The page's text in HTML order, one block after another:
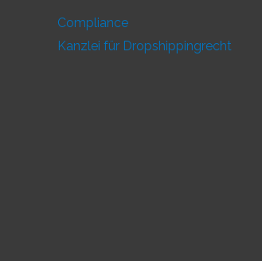
Compliance
Kanzlei für Dropshippingrecht